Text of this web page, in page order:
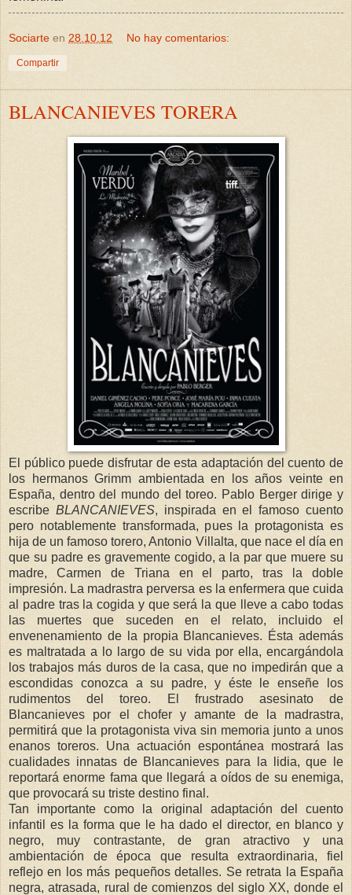
Sociarte en 28.10.12 No hay comentarios:
Compartir
BLANCANIEVES TORERA
El público puede disfrutar de esta adaptación del cuento de
los hermanos Grimm ambientada en los años veinte en
España, dentro del mundo del toreo. Pablo Berger dirige y
escribe BLANCANIEVES, inspirada en el famoso cuento
pero notablemente transformada, pues la protagonista es
hija de un famoso torero, Antonio Villalta, que nace el día en
que su padre es gravemente cogido, a la par que muere su
madre, Carmen de Triana en el parto, tras la doble
impresión. La madrastra perversa es la enfermera que cuida
al padre tras la cogida y que será la que lleve a cabo todas
las muertes que suceden en el relato, incluido el
envenenamiento de la propia Blancanieves. Ésta además
es maltratada a lo largo de su vida por ella, encargándola
los trabajos más duros de la casa, que no impedirán que a
escondidas conozca a su padre, y éste le enseñe los
rudimentos del toreo. El frustrado asesinato de
Blancanieves por el chofer y amante de la madrastra,
permitirá que la protagonista viva sin memoria junto a unos
enanos toreros. Una actuación espontánea mostrará las
cualidades innatas de Blancanieves para la lidia, que le
reportará enorme fama que llegará a oídos de su enemiga,
que provocará su triste destino final.
Tan importante como la original adaptación del cuento
infantil es la forma que le ha dado el director, en blanco y
negro, muy contrastante, de gran atractivo y una
ambientación de época que resulta extraordinaria, fiel
reflejo en los más pequeños detalles. Se retrata la España
negra, atrasada, rural de comienzos del siglo XX, donde el